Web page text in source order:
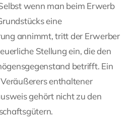
wenn man beim Erwerb
eine
annimmt, tritt der Erwerber
Stellung ein, die den
betrifft. Ein
enthaltener
gehört nicht zu den